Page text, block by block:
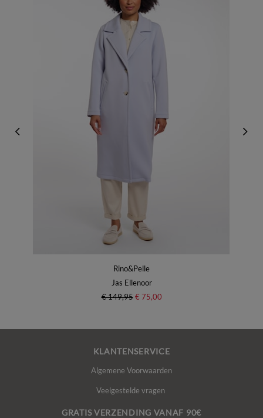
Rino&Pelle
Jas Ellenoor
€ 149,95 € 75,00
KLANTENSERVICE
Algemene Voorwaarden
Veelgestelde vragen
GRATIS VERZENDING VANAF 90€